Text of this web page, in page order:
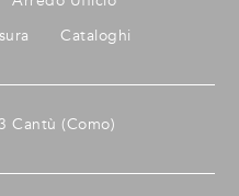
Cataloghi
Cantù (Como)